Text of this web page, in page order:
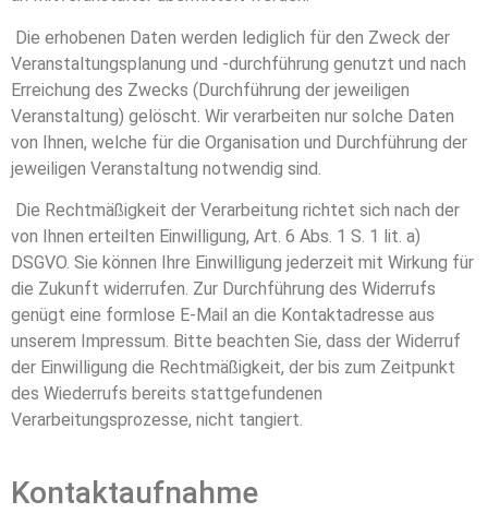
Die erhobenen Daten werden lediglich für den Zweck der
Veranstaltungsplanung und -durchführung genutzt und nach
Erreichung des Zwecks (Durchführung der jeweiligen
Veranstaltung) gelöscht. Wir verarbeiten nur solche Daten
von Ihnen, welche für die Organisation und Durchführung der
jeweiligen Veranstaltung notwendig sind.
Die Rechtmäßigkeit der Verarbeitung richtet sich nach der
von Ihnen erteilten Einwilligung, Art. 6 Abs. 1 S. 1 lit. a)
DSGVO. Sie können Ihre Einwilligung jederzeit mit Wirkung für
die Zukunft widerrufen. Zur Durchführung des Widerrufs
genügt eine formlose E-Mail an die Kontaktadresse aus
unserem Impressum. Bitte beachten Sie, dass der Widerruf
der Einwilligung die Rechtmäßigkeit, der bis zum Zeitpunkt
des Wiederrufs bereits stattgefundenen
Verarbeitungsprozesse, nicht tangiert.
Kontaktaufnahme